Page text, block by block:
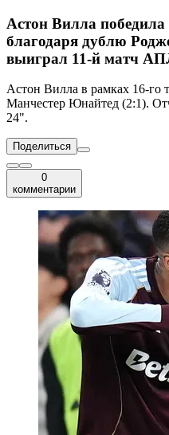
Астон Вилла
благодаря дублю
выиграл 11-й матч
Астон Вилла в рамках 16-го
Манчестер Юнайтед (2:1).
24".
Поделиться
0
комментарии